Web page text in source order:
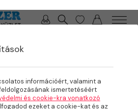
információért, valamint a
ismertetéséért
és cookie-kra vonatkozó
ezeket a cookie-kat és az